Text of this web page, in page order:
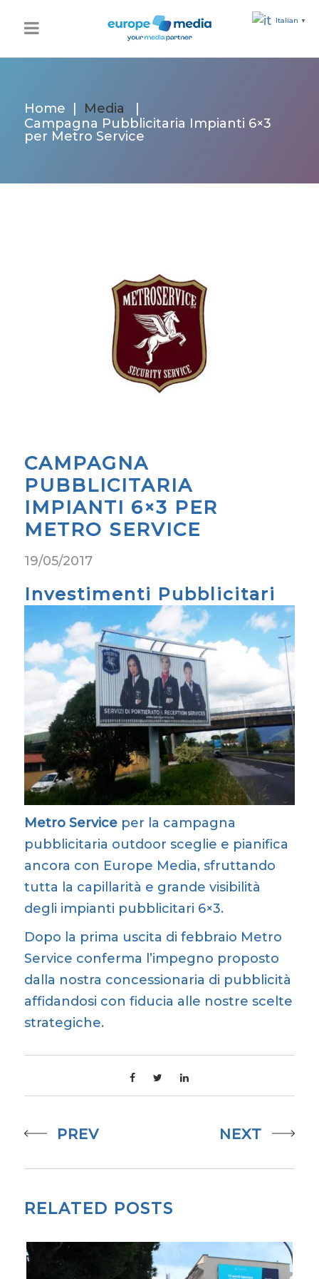
Home Media
Campagna Pubblicitaria Impianti 6×3
per Metro Service
CAMPAGNA
PUBBLICITARIA
IMPIANTI 6×3 PER
METRO SERVICE
19/05/2017
Investimenti Pubblicitari
Metro Service per la campagna
pubblicitaria outdoor sceglie e pianifica
ancora con Europe Media, sfruttando
tutta la capillarità e grande visibilità
degli impianti pubblicitari 6×3.
Dopo la prima uscita di febbraio Metro
Service conferma l’impegno proposto
dalla nostra concessionaria di pubblicità
affidandosi con fiducia alle nostre scelte
strategiche.
PREV NEXT
RELATED POSTS
Italian ▼